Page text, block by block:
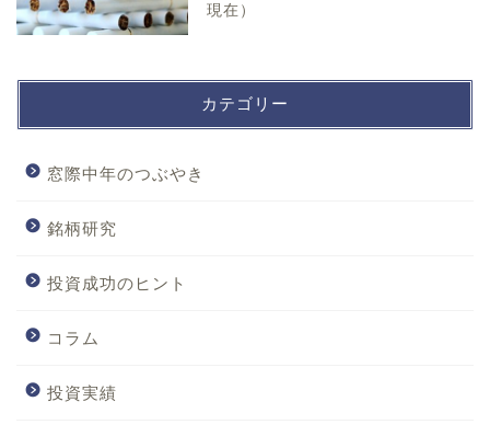
現在）
カテゴリー
窓際中年のつぶやき
銘柄研究
投資成功のヒント
コラム
投資実績